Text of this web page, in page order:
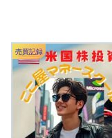
売買記録